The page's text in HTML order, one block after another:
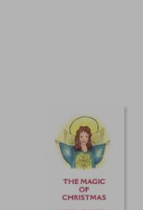
dcto.